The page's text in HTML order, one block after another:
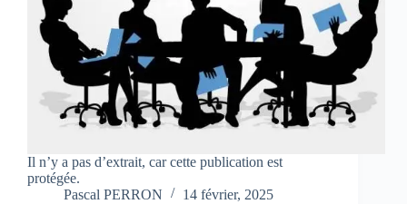
Il n’y a pas d’extrait, car cette publication est
protégée.
Pascal PERRON
14 février, 2025